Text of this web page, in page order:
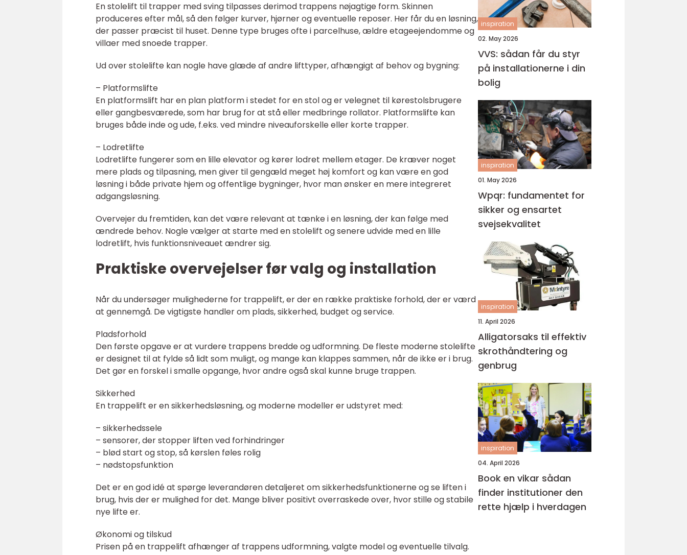
En stolelift til trapper med sving tilpasses derimod trappens nøjagtige form. Skinnen
produceres efter mål, så den følger kurver, hjørner og eventuelle reposer. Her får du en løsning,
der passer præcist til huset. Denne type bruges ofte i parcelhuse, ældre etageejendomme og
villaer med snoede trapper.
Ud over stolelifte kan nogle have glæde af andre lifttyper, afhængigt af behov og bygning:
– Platformslifte
En platformslift har en plan platform i stedet for en stol og er velegnet til kørestolsbrugere
eller gangbesværede, som har brug for at stå eller medbringe rollator. Platformslifte kan
bruges både inde og ude, f.eks. ved mindre niveauforskelle eller korte trapper.
– Lodretlifte
Lodretlifte fungerer som en lille elevator og kører lodret mellem etager. De kræver noget
mere plads og tilpasning, men giver til gengæld meget høj komfort og kan være en god
løsning i både private hjem og offentlige bygninger, hvor man ønsker en mere integreret
adgangsløsning.
Overvejer du fremtiden, kan det være relevant at tænke i en løsning, der kan følge med
ændrede behov. Nogle vælger at starte med en stolelift og senere udvide med en lille
lodretlift, hvis funktionsniveauet ændrer sig.
Praktiske overvejelser før valg og installation
Når du undersøger mulighederne for trappelift, er der en række praktiske forhold, der er værd
at gennemgå. De vigtigste handler om plads, sikkerhed, budget og service.
Pladsforhold
Den første opgave er at vurdere trappens bredde og udformning. De fleste moderne stolelifte
er designet til at fylde så lidt som muligt, og mange kan klappes sammen, når de ikke er i brug.
Det gør en forskel i smalle opgange, hvor andre også skal kunne bruge trappen.
Sikkerhed
En trappelift er en sikkerhedsløsning, og moderne modeller er udstyret med:
– sikkerhedssele
– sensorer, der stopper liften ved forhindringer
– blød start og stop, så kørslen føles rolig
– nødstopsfunktion
Det er en god idé at spørge leverandøren detaljeret om sikkerhedsfunktionerne og se liften i
brug, hvis der er mulighed for det. Mange bliver positivt overraskede over, hvor stille og stabile
nye lifte er.
Økonomi og tilskud
Prisen på en trappelift afhænger af trappens udformning, valgte model og eventuelle tilvalg.
inspiration
02. May 2026
VVS: sådan får du styr
på installationerne i din
bolig
inspiration
01. May 2026
Wpqr: fundamentet for
sikker og ensartet
svejsekvalitet
inspiration
11. April 2026
Alligatorsaks til effektiv
skrothåndtering og
genbrug
inspiration
04. April 2026
Book en vikar sådan
finder institutioner den
rette hjælp i hverdagen